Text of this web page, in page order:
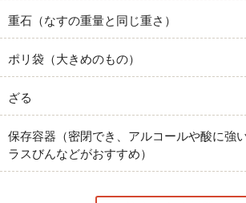
重石（なすの重量と同じ重さ）
ポリ袋（大きめのもの）
ざる
保存容器（密閉でき、アルコールや酸に強
ラスびんなどがおすすめ）